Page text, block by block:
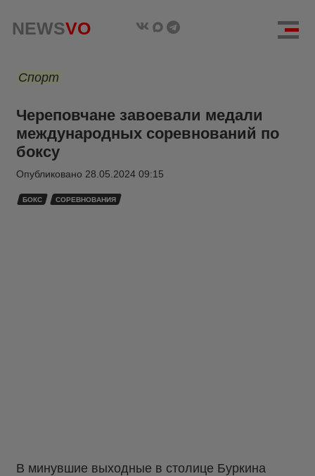
NEWSVO
Спорт
Череповчане завоевали медали
международных соревнований по
боксу
Опубликовано 28.05.2024 09:15
БОКС СОРЕВНОВАНИЯ
В минувшие выходные в столице Буркина